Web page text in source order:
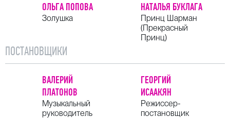
ОЛЬГА ПОПОВА
Золушка
НАТАЛЬЯ БУКЛАГА
Принц Шарман
(Прекрасный
Принц)
ПОСТАНОВЩИКИ
ВАЛЕРИЙ
ПЛАТОНОВ
Музыкальный
руководитель
ГЕОРГИЙ
ИСААКЯН
Режиссер-
постановщик